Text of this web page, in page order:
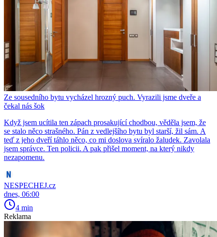
Ze sousedního bytu vycházel hrozný puch. Vyrazili jsme dveře a
čekal nás šok
Když jsem ucítila ten zápach prosakující chodbou, věděla jsem, že
se stalo něco strašného. Pán z vedlejšího bytu byl starší, žil sám. A
teď z jeho dveří táhlo něco, co mi doslova svíralo žaludek. Zavolala
jsem správce. Ten policii. A pak přišel moment, na který nikdy
nezapomenu.
NESPECHEJ.cz
dnes, 06:00
4 min
Reklama